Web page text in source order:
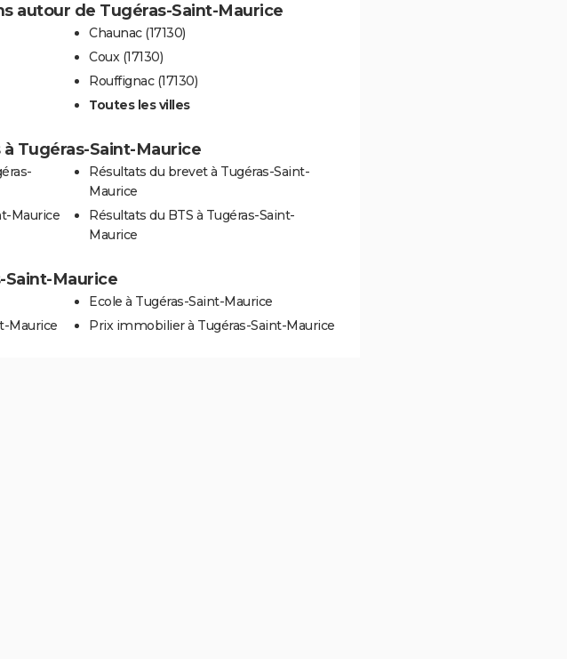
autour de Tugéras-Saint-Maurice
Chaunac (17130)
Coux (17130)
Rouffignac (17130)
Toutes les villes
Tugéras-Saint-Maurice
Maurice
Résultats du brevet à Tugéras-Saint-
Maurice
Résultats du BTS à Tugéras-Saint-
Maurice
Saint-Maurice
Maurice
Ecole à Tugéras-Saint-Maurice
Prix immobilier à Tugéras-Saint-Maurice